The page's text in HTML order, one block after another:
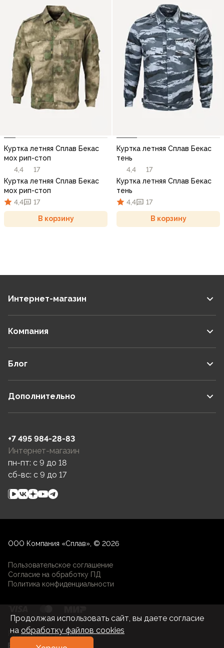
Куртка летняя Сплав Бекас
мох рип-стоп
4,4
17
Куртка летняя Сплав Бекас
мох рип-стоп
4,4
17
В корзину
Куртка летняя Сплав Бекас
тень
4,4
17
Куртка летняя Сплав Бекас
тень
4,4
17
В корзину
Интернет-магазин
Компания
Блог
Дополнительно
+7 495 984-28-83
Интернет-магазин
пн-пт: c 9 до 18
сб-вс: c 9 до 17
ООО Компания «Сплав», © 2026
Пользовательское соглашение
Согласие на обработку ПД
Политика конфиденциальности
Разработка и развитие
Продолжая использовать сайт, вы даете согласие
на обработку файлов cookies